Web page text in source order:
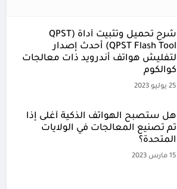
شرح تحميل وتثبيت أداة (QPST
(QPST Flash Tool أحدث إصدار
لتفليش هواتف أندرويد ذات معالجات
كوالكوم
25 يوليو 2023
هل ستصبح الهواتف الذكية أغلى إذا
تم تصنيع المعالجات في الولايات
المتحدة؟
15 مارس 2023